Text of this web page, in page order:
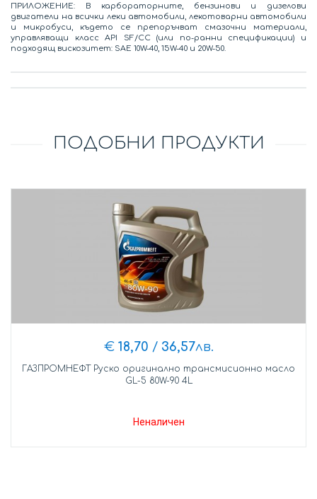
ПРИЛОЖЕНИЕ: В карбораторните, бензинови и дизелови
двигатели на всички леки автомобили, лекотоварни автомобили
и микробуси, където се препоръчват смазочни материали,
управляващи класс API SF/CC (или по-ранни спецификации) и
подходящ вискозитет: SAE 10W-40, 15W-40 и 20W-50.
ПОДОБНИ ПРОДУКТИ
€ 18,70 / 36,57лв.
ГАЗПРОМНЕФТ Руско оригинално трансмисионно масло
GL-5 80W-90 4L
Неналичен